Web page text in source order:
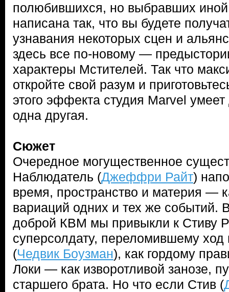
полюбившихся, но выбравших иной
написана так, что вы будете
узнавания некоторых сцен и
здесь все по-новому —
характеры Мстителей. Так что
откройте свой разум и
этого эффекта студия Marvel умеет
одна другая.
Сюжет
Очередное могущественное
Наблюдатель (Джеффри Райт)
время, пространство и материя —
вариаций одних и тех же событий.
доброй КВМ мы привыкли к Стиву
суперсолдату, переломившему
(Чедвик Боузман), как гордому
Локи — как изворотливой занозе,
старшего брата. Но что если Стив (